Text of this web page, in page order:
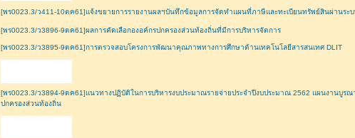
[พร0023.3/ว411-10ตค61]แจ้งขยายการรายงานผลฯบันทึกข้อมูลการจัดทำแผนที่ภาษีและทะเบียนทรัพย์สินผ่านระ
[พร0023.3/ว3896-9ตค61]ผลการคัดเลือกองอค์กรปกครองส่วนท้องถิ่นที่มีการบริหารจัดการ
[พร0023.3/ว3895-9ตค61]การตรวจสอบโครงการพัฒนาคุณภาพทางการศึกษาด้านเทคโนโลยีสารสนเทศ DLIT
[พร0023.3/ว3894-9ตค61]แนวทางปฏิบัติในการบริหารงบประมาณรายจ่ายประจำปีงบประมาณ 2562 แผนงานบูรณ
ปกครองส่วนท้องถิ่น